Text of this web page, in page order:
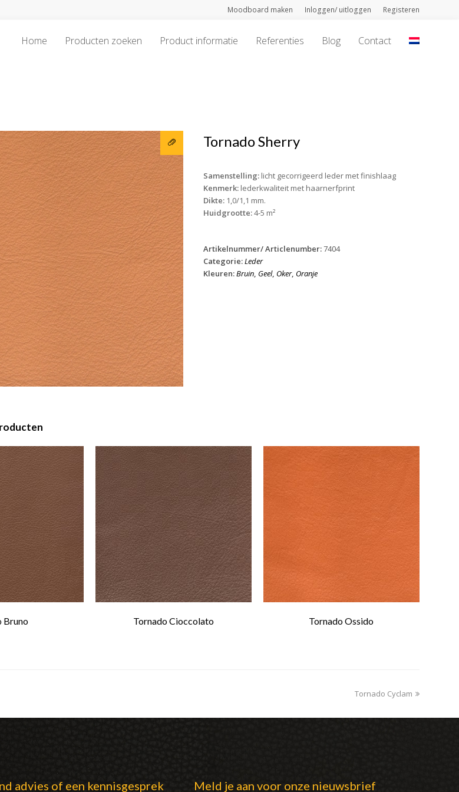
Moodboard maken Inloggen/ uitloggen Registeren
Home Producten zoeken Product informatie Referenties Blog Contact
Tornado Sherry
Samenstelling:licht gecorrigeerd leder met finishlaag
Kenmerk:lederkwaliteit met haarnerfprint
Dikte:1,0/1,1 mm.
Huidgrootte:4-5 m²
Artikelnummer/ Articlenumber:7404
Categorie:Leder
Kleuren:Bruin, Geel, Oker, Oranje
Bruno Tornado Cioccolato Tornado Ossido
next
Tornado Cyclam
advies of een kennisgesprek Meld je aan voor onze nieuwsbrief